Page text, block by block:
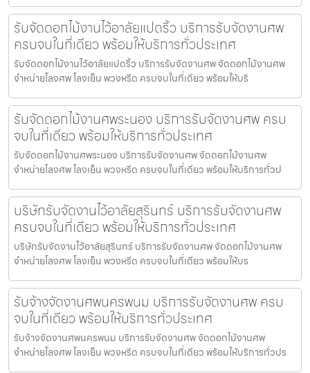
รับจัดดอกไม้งานไว้อาลัยแปดริ้ว บริการรับจัดงานศพ
ครบจบในที่เดียว พร้อมให้บริการทั่วประเทศ
รับจัดดอกไม้งานไว้อาลัยแปดริ้ว บริการรับจัดงานศพ จัดดอกไม้งานศพ
จำหน่ายโลงศพ โลงเย็น พวงหรีด ครบจบในที่เดียว พร้อมให้บริ
รับจัดดอกไม้งานศพระนอง บริการรับจัดงานศพ ครบ
จบในที่เดียว พร้อมให้บริการทั่วประเทศ
รับจัดดอกไม้งานศพระนอง บริการรับจัดงานศพ จัดดอกไม้งานศพ
จำหน่ายโลงศพ โลงเย็น พวงหรีด ครบจบในที่เดียว พร้อมให้บริการทั่วป
บริษัทรับจัดงานไว้อาลัยสุรินทร์ บริการรับจัดงานศพ
ครบจบในที่เดียว พร้อมให้บริการทั่วประเทศ
บริษัทรับจัดงานไว้อาลัยสุรินทร์ บริการรับจัดงานศพ จัดดอกไม้งานศพ
จำหน่ายโลงศพ โลงเย็น พวงหรีด ครบจบในที่เดียว พร้อมให้บร
รับจ้างจัดงานศพนครพนม บริการรับจัดงานศพ ครบ
จบในที่เดียว พร้อมให้บริการทั่วประเทศ
รับจ้างจัดงานศพนครพนม บริการรับจัดงานศพ จัดดอกไม้งานศพ
จำหน่ายโลงศพ โลงเย็น พวงหรีด ครบจบในที่เดียว พร้อมให้บริการทั่วปร